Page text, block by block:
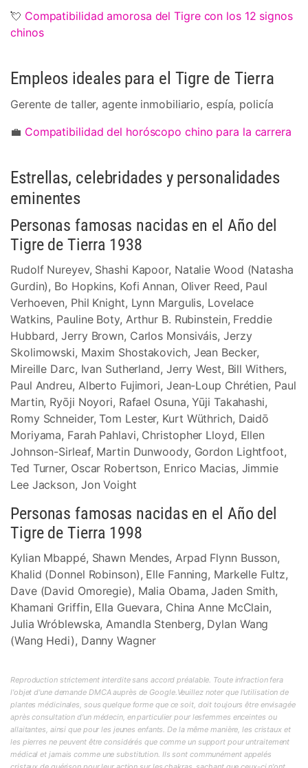
💘 Compatibilidad amorosa del Tigre con los 12 signos
chinos
Empleos ideales para el Tigre de Tierra
Gerente de taller, agente inmobiliario, espía, policía
💼 Compatibilidad del horóscopo chino para la carrera
Estrellas, celebridades y personalidades
eminentes
Personas famosas nacidas en el Año del
Tigre de Tierra 1938
Rudolf Nureyev, Shashi Kapoor, Natalie Wood (Natasha
Gurdin), Bo Hopkins, Kofi Annan, Oliver Reed, Paul
Verhoeven, Phil Knight, Lynn Margulis, Lovelace
Watkins, Pauline Boty, Arthur B. Rubinstein, Freddie
Hubbard, Jerry Brown, Carlos Monsiváis, Jerzy
Skolimowski, Maxim Shostakovich, Jean Becker,
Mireille Darc, Ivan Sutherland, Jerry West, Bill Withers,
Paul Andreu, Alberto Fujimori, Jean-Loup Chrétien, Paul
Martin, Ryōji Noyori, Rafael Osuna, Yūji Takahashi,
Romy Schneider, Tom Lester, Kurt Wüthrich, Daidō
Moriyama, Farah Pahlavi, Christopher Lloyd, Ellen
Johnson-Sirleaf, Martin Dunwoody, Gordon Lightfoot,
Ted Turner, Oscar Robertson, Enrico Macias, Jimmie
Lee Jackson, Jon Voight
Personas famosas nacidas en el Año del
Tigre de Tierra 1998
Kylian Mbappé, Shawn Mendes, Arpad Flynn Busson,
Khalid (Donnel Robinson), Elle Fanning, Markelle Fultz,
Dave (David Omoregie), Malia Obama, Jaden Smith,
Khamani Griffin, Ella Guevara, China Anne McClain,
Julia Wróblewska, Amandla Stenberg, Dylan Wang
(Wang Hedi), Danny Wagner
Reproduction strictement interdite sans accord préalable. Toute infraction fera
l'objet d'une demande DMCA auprès de Google.Veuillez noter que l'utilisation de
plantes médicinales, sous quelque forme que ce soit, doit toujours être envisagée
après consultation d'un médecin, en particulier pour lesfemmes enceintes ou
allaitantes, ainsi que pour les jeunes enfants. De la même manière, les cristaux et
les pierres ne peuvent être considérés que comme un support pour untraitement
médical et jamais comme une substitution. Ils sont communément appelés